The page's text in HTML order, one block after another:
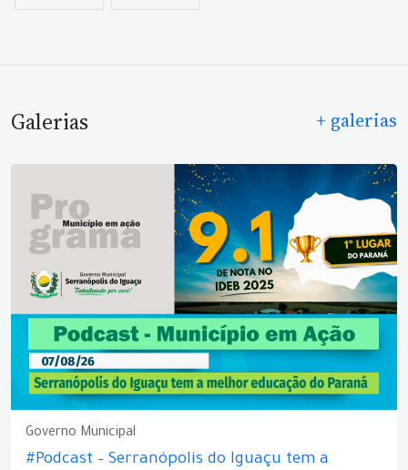
Galerias + galerias
Governo Municipal
#Podcast – Serranópolis do Iguaçu tem a